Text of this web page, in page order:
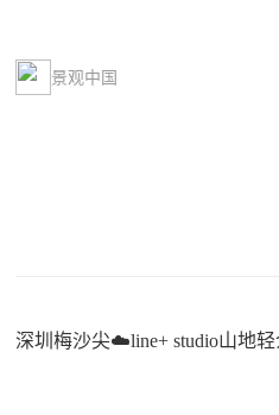
景观中国
深圳梅沙尖☁️line+ studio山地